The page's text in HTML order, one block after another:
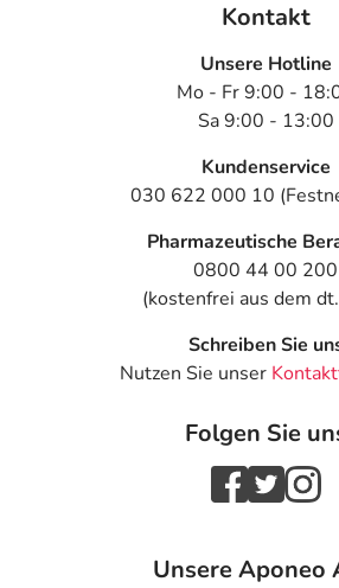
Kontakt
Unsere Hotline
Mo - Fr 9:00 -
Sa 9:00 - 13:00
Kundenservice
030 622 000 10
Pharmazeutische
0800 44 00 200
(kostenfrei aus dem
Schreiben Sie
Nutzen Sie unser
Folgen Sie
Unsere Aponeo